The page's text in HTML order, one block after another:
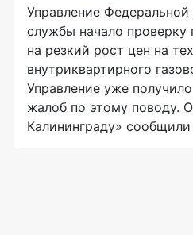
Управление
службы начало проверку
на резкий рост цен на
внутриквартирного
Управление уже
жалоб по этому поводу.
Калининграду»